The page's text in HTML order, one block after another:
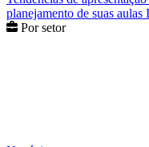
planejamento de suas aulas
Por setor